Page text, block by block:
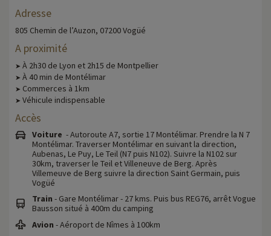
Adresse
805 Chemin de l’Auzon, 07200 Vogüé
A proximité
➤ À 2h30 de Lyon et 2h15 de Montpellier
➤ À 40 min de Montélimar
➤ Commerces à 1km
➤ Véhicule indispensable
Accès
Voiture - Autoroute A7, sortie 17 Montélimar. Prendre la N 7
Montélimar. Traverser Montélimar en suivant la direction,
Aubenas, Le Puy, Le Teil (N7 puis N102). Suivre la N102 sur
30km, traverser le Teil et Villeneuve de Berg. Après
Villemeuve de Berg suivre la direction Saint Germain, puis
Vogüé
Train - Gare Montélimar - 27 kms. Puis bus REG76, arrêt Vogue
Bausson situé à 400m du camping
Avion - Aéroport de Nîmes à 100km